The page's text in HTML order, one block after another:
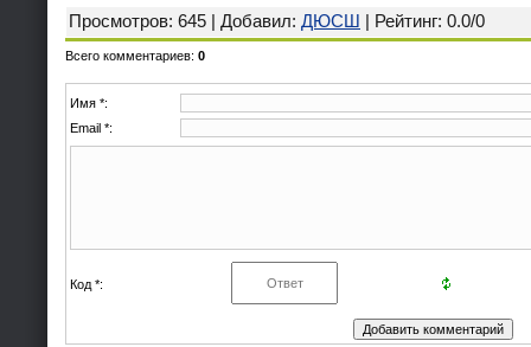
Просмотров: 645 | Добавил: ДЮСШ | Рейтинг: 0.0/0
Всего комментариев: 0
Имя *:
Email *:
Код *: